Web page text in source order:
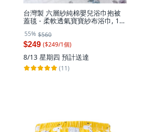
台灣製 六層紗純棉嬰兒浴巾抱被
蓋毯 - 柔軟透氣寶寶紗布浴巾, 1
55% $560
$249 ($249/1個)
8/13 星期四 預計送達
(11)